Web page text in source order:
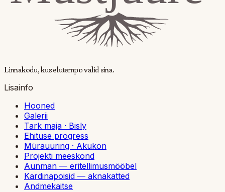
Linnakodu, kuselutempo valid sina.
Lisainfo
Hooned
Galerii
Tark maja · Bisly
Ehituse progress
Mürauuring · Akukon
Projekti meeskond
Aunman — eritellimusmööbel
Kardinapoisid — aknakatted
Andmekaitse